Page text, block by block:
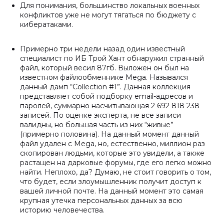
Для понимания, большинство локальных военных
конфликтов уже не могут тягаться по бюджету с
кибератаками.
Примерно три недели назад один известный
специалист по ИБ Трой Хант обнаружил странный
файл, который весил 87гб. Выложен он был на
известном файлообменнике Mega. Назывался
данный дамп “Collection #1”. Данная коллекция
представляет собой подборку email-адресов и
паролей, суммарно насчитывающая 2 692 818 238
записей. По оценке эксперта, не все записи
валидны, но большая часть из них “живые”
(примерно половина). На данный момент данный
файл удален с Mega, но, естественно, миллион раз
скопирован людьми, которые это увидели, а также
растащен на дарковые форумы, где его легко можно
найти. Неплохо, да? Думаю, не стоит говорить о том,
что будет, если злоумышленник получит доступ к
вашей личной почте. На данный момент это самая
крупная утечка персональных данных за всю
историю человечества.